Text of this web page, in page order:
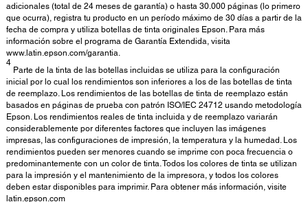
adicionales (total de 24 meses de garantía) o hasta 30.000 páginas (lo primero
que ocurra), registra tu producto en un período máximo de 30 días a partir de la
fecha de compra y utiliza botellas de tinta originales Epson. Para más
información sobre el programa de Garantía Extendida, visita
www.latin.epson.com/garantia.
4
Parte de la tinta de las botellas incluidas se utiliza para la configuración
inicial por lo cual los rendimientos son inferiores a los de las botellas de tinta
de reemplazo. Los rendimientos de las botellas de tinta de reemplazo están
basados en páginas de prueba con patrón ISO/IEC 24712 usando metodología
Epson. Los rendimientos reales de tinta incluida y de reemplazo variarán
considerablemente por diferentes factores que incluyen las imágenes
impresas, las configuraciones de impresión, la temperatura y la humedad. Los
rendimientos pueden ser menores cuando se imprime con poca frecuencia o
predominantemente con un color de tinta. Todos los colores de tinta se utilizan
para la impresión y el mantenimiento de la impresora, y todos los colores
deben estar disponibles para imprimir. Para obtener más información, visite
latin.epson.com